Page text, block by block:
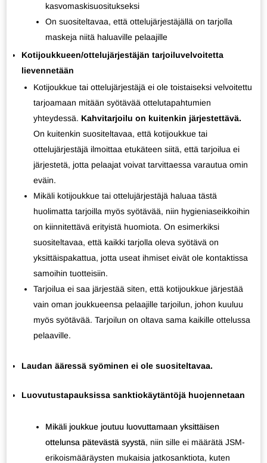
kasvomaskisuositukseksi
On suositeltavaa, että ottelujärjestäjällä on tarjolla
maskeja niitä haluaville pelaajille
Kotijoukkueen/ottelujärjestäjän tarjoiluvelvoitetta
lievennetään
Kotijoukkue tai ottelujärjestäjä ei ole toistaiseksi velvoitettu
tarjoamaan mitään syötävää ottelutapahtumien
yhteydessä. Kahvitarjoilu on kuitenkin järjestettävä.
On kuitenkin suositeltavaa, että kotijoukkue tai
ottelujärjestäjä ilmoittaa etukäteen siitä, että tarjoilua ei
järjestetä, jotta pelaajat voivat tarvittaessa varautua omin
eväin.
Mikäli kotijoukkue tai ottelujärjestäjä haluaa tästä
huolimatta tarjoilla myös syötävää, niin hygieniaseikkoihin
on kiinnitettävä erityistä huomiota. On esimerkiksi
suositeltavaa, että kaikki tarjolla oleva syötävä on
yksittäispakattua, jotta useat ihmiset eivät ole kontaktissa
samoihin tuotteisiin.
Tarjoilua ei saa järjestää siten, että kotijoukkue järjestää
vain oman joukkueensa pelaajille tarjoilun, johon kuuluu
myös syötävää. Tarjoilun on oltava sama kaikille ottelussa
pelaaville.
Laudan ääressä syöminen ei ole suositeltavaa.
Luovutustapauksissa sanktiokäytäntöjä huojennetaan
Mikäli joukkue joutuu luovuttamaan yksittäisen
ottelunsa pätevästä syystä, niin sille ei määrätä JSM-
erikoismääräysten mukaisia jatkosanktiota, kuten